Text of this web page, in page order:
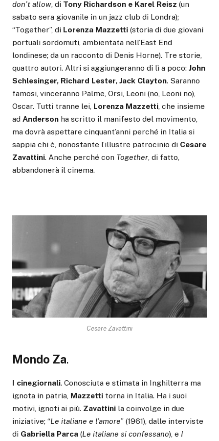
don’t allow , di Tony Richardson e Karel Reisz (un
sabato sera giovanile in un jazz club di Londra);
“Together”, di Lorenza Mazzetti (storia di due giovani
portuali sordomuti, ambientata nell’East End
londinese; da un racconto di Denis Horne). Tre storie,
quattro autori. Altri si aggiungeranno di lì a poco: John
Schlesinger, Richard Lester, Jack Clayton. Saranno
famosi, vinceranno Palme, Orsi, Leoni (no, Leoni no),
Oscar. Tutti tranne lei, Lorenza Mazzetti , che insieme
ad Anderson ha scritto il manifesto del movimento,
ma dovrà aspettare cinquant’anni perché in Italia si
sappia chi è, nonostante l’illustre patrocinio di Cesare
Zavattini. Anche perché con Together , di fatto,
abbandonerà il cinema.
Cesare Zavattini
Mondo Za.
I cinegiornali. Conosciuta e stimata in Inghilterra ma
ignota in patria, Mazzetti torna in Italia. Ha i suoi
motivi, ignoti ai più. Zavattini la coinvolge in due
iniziative; “Le italiane e l’amore” (1961), dalle interviste
di Gabriella Parca (Le italiane si confessano), e I